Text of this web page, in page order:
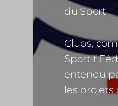
du Sport !
Clubs,
Sportif
entendu
les projets